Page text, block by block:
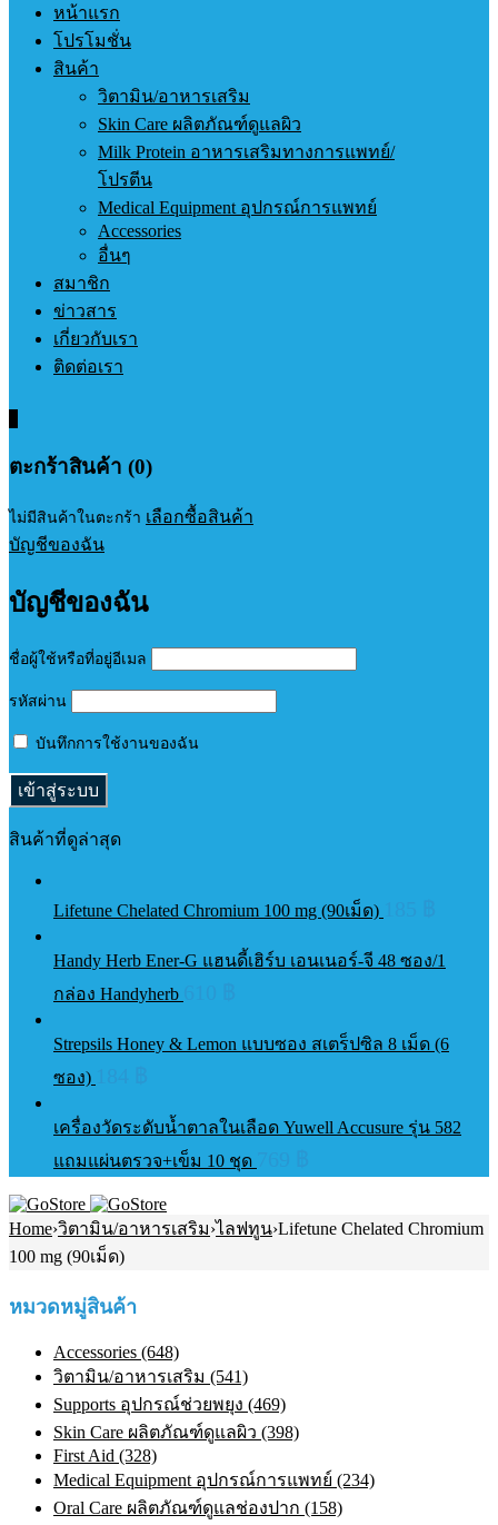
หน้าแรก
โปรโมชั่น
สินค้า
วิตามิน/อาหารเสริม
Skin Care ผลิตภัณฑ์ดูแลผิว
Milk Protein อาหารเสริมทางการแพทย์/
โปรตีน
Medical Equipment อุปกรณ์การแพทย์
Accessories
อื่นๆ
สมาชิก
ข่าวสาร
เกี่ยวกับเรา
ติดต่อเรา
ตะกร้าสินค้า (0)
ไม่มีสินค้าในตะกร้า เลือกซื้อสินค้า
บัญชีของฉัน
บัญชีของฉัน
ชื่อผู้ใช้หรือที่อยู่อีเมล
รหัสผ่าน
บันทึกการใช้งานของฉัน
สินค้าที่ดูล่าสุด
Lifetune Chelated Chromium 100 mg (90เม็ด)
Handy Herb Ener-G แฮนดี้เฮิร์บ เอนเนอร์-จี 48 ซอง/1
กล่อง Handyherb
Strepsils Honey & Lemon แบบซอง สเตร็ปซิล 8 เม็ด (6
ซอง)
เครื่องวัดระดับน้ำตาลในเลือด Yuwell Accusure รุ่น 582
แถมแผ่นตรวจ+เข็ม 10 ชุด
Home›วิตามิน/อาหารเสริม›ไลฟทูน›Lifetune Chelated Chromium
100 mg (90เม็ด)
หมวดหมู่สินค้า
Accessories (648)
วิตามิน/อาหารเสริม (541)
Supports อุปกรณ์ช่วยพยุง (469)
Skin Care ผลิตภัณฑ์ดูแลผิว (398)
First Aid (328)
Medical Equipment อุปกรณ์การแพทย์ (234)
Oral Care ผลิตภัณฑ์ดูแลช่องปาก (158)